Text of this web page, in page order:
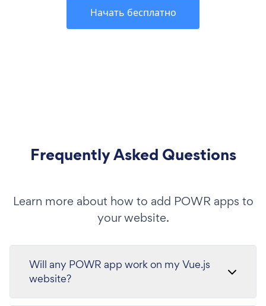
Начать бесплатно
Frequently Asked Questions
Learn more about how to add POWR apps to
your website.
Will any POWR app work on my Vue.js
website?